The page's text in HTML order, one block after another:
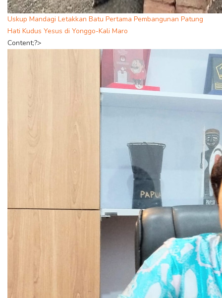
Uskup Mandagi Letakkan Batu Pertama Pembangunan Patung
Hati Kudus Yesus di Yonggo-Kali Maro
Content;?>